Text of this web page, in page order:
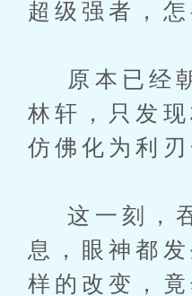
超级强者，
原本已经朝
林轩，只发
仿佛化为利
这一刻，吞
息，眼神都
样的改变，